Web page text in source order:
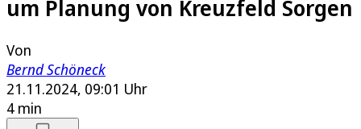
um Planung von Kreuzfeld Sorgen
Von
Bernd Schöneck
21.11.2024, 09:01 Uhr
4 min